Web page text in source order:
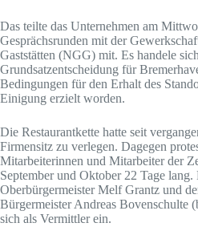
Das teilte das Unternehmen am
Gesprächsrunden mit der
Gaststätten (NGG) mit. Es handele
Grundsatzentscheidung für
Bedingungen für den Erhalt des
Einigung erzielt worden.
Die Restaurantkette hatte seit
Firmensitz zu verlegen. Dagegen
Mitarbeiterinnen und Mitarbeiter der
September und Oktober 22 Tage
Oberbürgermeister Melf Grantz und
Bürgermeister Andreas Bovenschulte
sich als Vermittler ein.